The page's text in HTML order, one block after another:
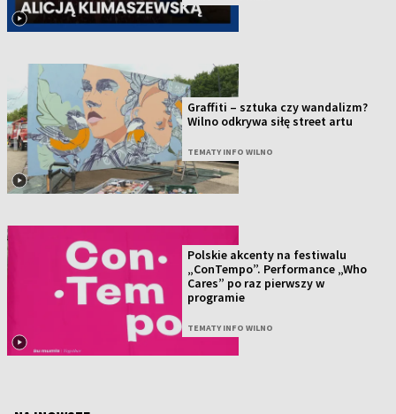
Graffiti – sztuka czy wandalizm?
Wilno odkrywa siłę street artu
TEMATY INFO WILNO
Polskie akcenty na festiwalu
„ConTempo”. Performance „Who
Cares” po raz pierwszy w
programie
TEMATY INFO WILNO